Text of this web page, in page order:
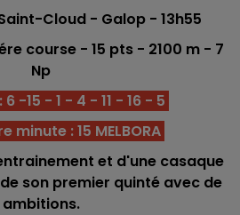
Cloud - Galop - 13h55
course - 15 pts - 2100 m - 7
Np
-15 - 1 - 4 - 11 - 16 - 5
minute : 15 MELBORA
et d'une casaque
son premier quinté avec de
ambitions.